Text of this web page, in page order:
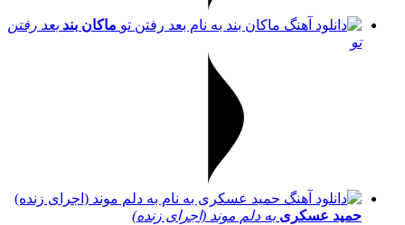
ماکان بند بعد رفتن
تو
حمید عسکری به دلم موند (اجرای زنده)